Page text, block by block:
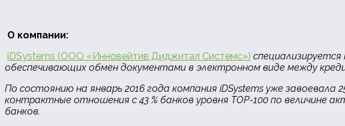
О компании:
iDSystems (ООО «Инновейтив Диджитал Системс»)
обеспечивающих обмен документами в электронном виде между
По состоянию на январь 2016 года компания iDSystems уже
контрактные отношения с 43 % банков уровня TOP-100 по величине
банков.